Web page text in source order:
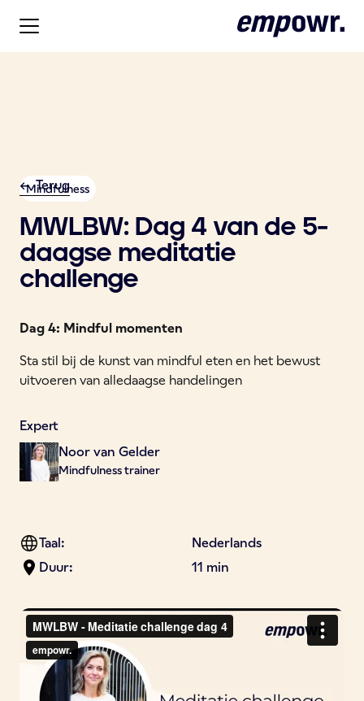
Mindfulness
MWLBW: Dag 4 van de 5-
daagse meditatie
challenge
Dag 4: Mindful momenten
Sta stil bij de kunst van mindful eten en het bewust
uitvoeren van alledaagse handelingen
Expert
Noor van Gelder
Mindfulness trainer
Taal:
Nederlands
Duur:
11 min
<- Terug